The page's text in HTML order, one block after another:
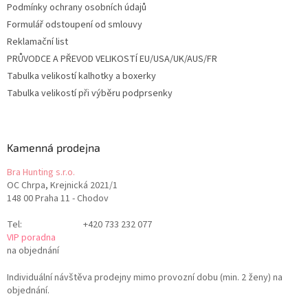
Podmínky ochrany osobních údajů
Formulář odstoupení od smlouvy
Reklamační list
PRŮVODCE A PŘEVOD VELIKOSTÍ EU/USA/UK/AUS/FR
Tabulka velikostí kalhotky a boxerky
Tabulka velikostí při výběru podprsenky
Kamenná prodejna
Bra Hunting s.r.o.
OC Chrpa, Krejnická 2021/1
148 00 Praha 11 - Chodov
Tel:
+420 733 232 077
VIP poradna
na objednání
Individuální návštěva prodejny mimo provozní dobu (min. 2 ženy) na
objednání.